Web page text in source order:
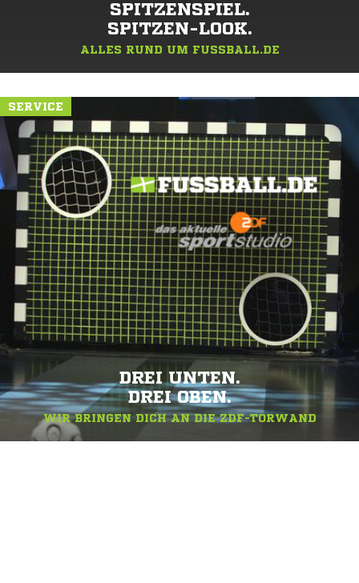
SPITZENSPIEL.
SPITZEN-LOOK.
ALLES RUND UM FUSSBALL.DE
SERVICE
DREI UNTEN.
DREI OBEN.
WIR BRINGEN DICH AN DIE ZDF-TORWAND